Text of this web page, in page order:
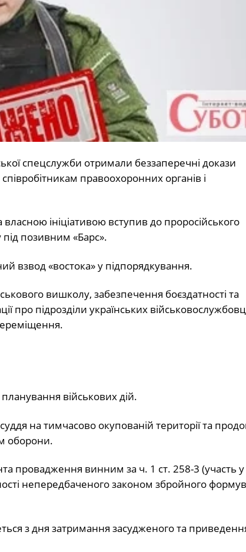
спецслужби отримали беззаперечні докази
правоохоронних органів і
ініціативою вступив до проросійського
позивним «Барс».
взвод «востока» у підпорядкування.
вишколу, забезпечення боєздатності та
про підрозділи українських
військових дій.
на тимчасово окупованій території та
оборони.
провадження винним за ч. 1 ст. 258-3 (участь у
непередбаченого законом збройного
з дня затримання засудженого та